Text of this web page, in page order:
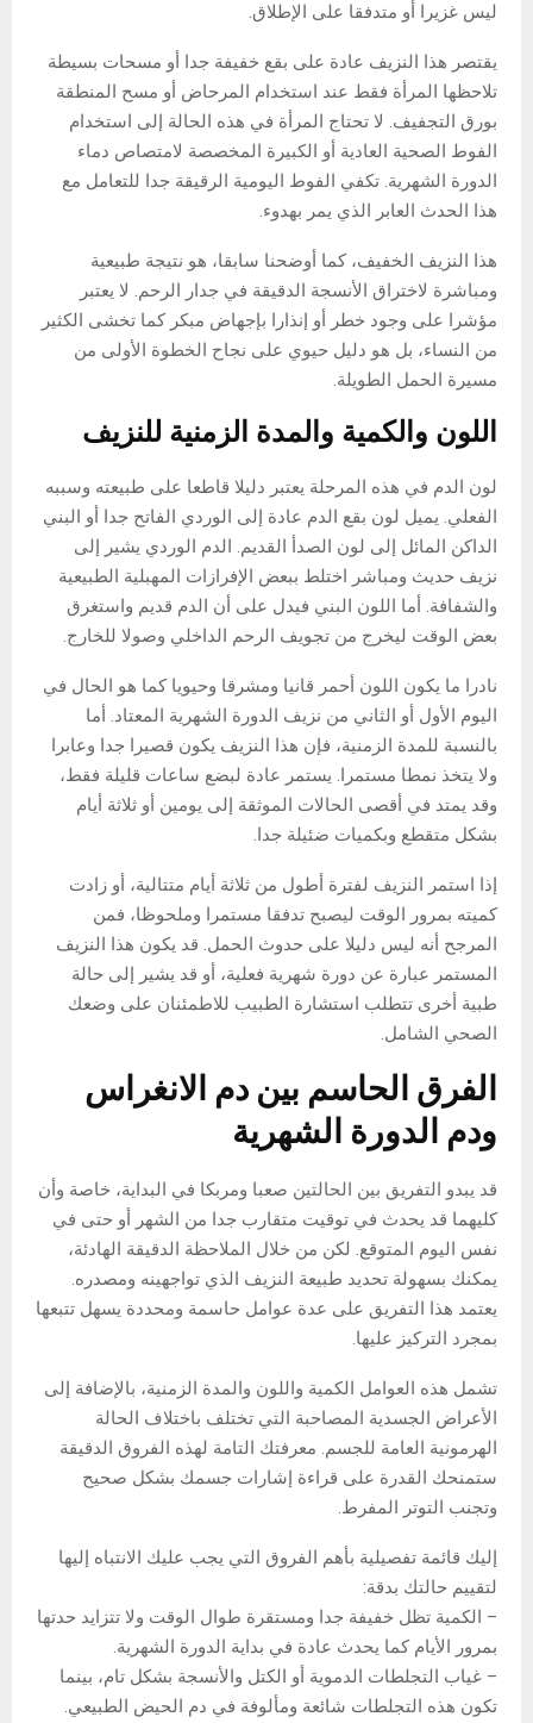
ليس غزيرا أو متدفقا على الإطلاق.
يقتصر هذا النزيف عادة على بقع خفيفة جدا أو مسحات بسيطة
تلاحظها المرأة فقط عند استخدام المرحاض أو مسح المنطقة
بورق التجفيف. لا تحتاج المرأة في هذه الحالة إلى استخدام
الفوط الصحية العادية أو الكبيرة المخصصة لامتصاص دماء
الدورة الشهرية. تكفي الفوط اليومية الرقيقة جدا للتعامل مع
هذا الحدث العابر الذي يمر بهدوء.
هذا النزيف الخفيف، كما أوضحنا سابقا، هو نتيجة طبيعية
ومباشرة لاختراق الأنسجة الدقيقة في جدار الرحم. لا يعتبر
مؤشرا على وجود خطر أو إنذارا بإجهاض مبكر كما تخشى الكثير
من النساء، بل هو دليل حيوي على نجاح الخطوة الأولى من
مسيرة الحمل الطويلة.
اللون والكمية والمدة الزمنية للنزيف
لون الدم في هذه المرحلة يعتبر دليلا قاطعا على طبيعته وسببه
الفعلي. يميل لون بقع الدم عادة إلى الوردي الفاتح جدا أو البني
الداكن المائل إلى لون الصدأ القديم. الدم الوردي يشير إلى
نزيف حديث ومباشر اختلط ببعض الإفرازات المهبلية الطبيعية
والشفافة. أما اللون البني فيدل على أن الدم قديم واستغرق
بعض الوقت ليخرج من تجويف الرحم الداخلي وصولا للخارج.
نادرا ما يكون اللون أحمر قانيا ومشرقا وحيويا كما هو الحال في
اليوم الأول أو الثاني من نزيف الدورة الشهرية المعتاد. أما
بالنسبة للمدة الزمنية، فإن هذا النزيف يكون قصيرا جدا وعابرا
ولا يتخذ نمطا مستمرا. يستمر عادة لبضع ساعات قليلة فقط،
وقد يمتد في أقصى الحالات الموثقة إلى يومين أو ثلاثة أيام
بشكل متقطع وبكميات ضئيلة جدا.
إذا استمر النزيف لفترة أطول من ثلاثة أيام متتالية، أو زادت
كميته بمرور الوقت ليصبح تدفقا مستمرا وملحوظا، فمن
المرجح أنه ليس دليلا على حدوث الحمل. قد يكون هذا النزيف
المستمر عبارة عن دورة شهرية فعلية، أو قد يشير إلى حالة
طبية أخرى تتطلب استشارة الطبيب للاطمئنان على وضعك
الصحي الشامل.
الفرق الحاسم بين دم الانغراس
ودم الدورة الشهرية
قد يبدو التفريق بين الحالتين صعبا ومربكا في البداية، خاصة وأن
كليهما قد يحدث في توقيت متقارب جدا من الشهر أو حتى في
نفس اليوم المتوقع. لكن من خلال الملاحظة الدقيقة الهادئة،
يمكنك بسهولة تحديد طبيعة النزيف الذي تواجهينه ومصدره.
يعتمد هذا التفريق على عدة عوامل حاسمة ومحددة يسهل تتبعها
بمجرد التركيز عليها.
تشمل هذه العوامل الكمية واللون والمدة الزمنية، بالإضافة إلى
الأعراض الجسدية المصاحبة التي تختلف باختلاف الحالة
الهرمونية العامة للجسم. معرفتك التامة لهذه الفروق الدقيقة
ستمنحك القدرة على قراءة إشارات جسمك بشكل صحيح
وتجنب التوتر المفرط.
إليك قائمة تفصيلية بأهم الفروق التي يجب عليك الانتباه إليها
لتقييم حالتك بدقة:
– الكمية تظل خفيفة جدا ومستقرة طوال الوقت ولا تتزايد حدتها
بمرور الأيام كما يحدث عادة في بداية الدورة الشهرية.
– غياب التجلطات الدموية أو الكتل والأنسجة بشكل تام، بينما
تكون هذه التجلطات شائعة ومألوفة في دم الحيض الطبيعي.